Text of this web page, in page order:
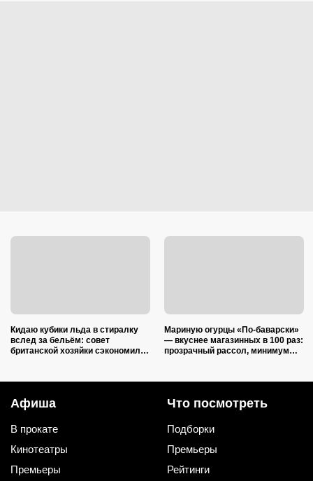
Кидаю кубики льда в стиралку
вслед за бельём: совет
британской хозяйки сэкономил
Мариную огурцы «По-баварски»
— вкуснее магазинных в 100 раз:
прозрачный рассол, минимум
Афиша
В прокате
Кинотеатры
Премьеры
Что посмотреть
Подборки
Премьеры
Рейтинги